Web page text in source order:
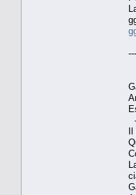
---
Il